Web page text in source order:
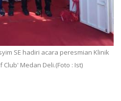
SE hadiri acara peresmian Klinik
Medan Deli.(Foto : Ist)